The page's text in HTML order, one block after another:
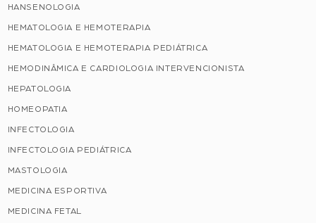
HANSENOLOGIA
HEMATOLOGIA E HEMOTERAPIA
HEMATOLOGIA E HEMOTERAPIA PEDIÁTRICA
HEMODINÂMICA E CARDIOLOGIA INTERVENCIONISTA
HEPATOLOGIA
HOMEOPATIA
INFECTOLOGIA
INFECTOLOGIA PEDIÁTRICA
MASTOLOGIA
MEDICINA ESPORTIVA
MEDICINA FETAL